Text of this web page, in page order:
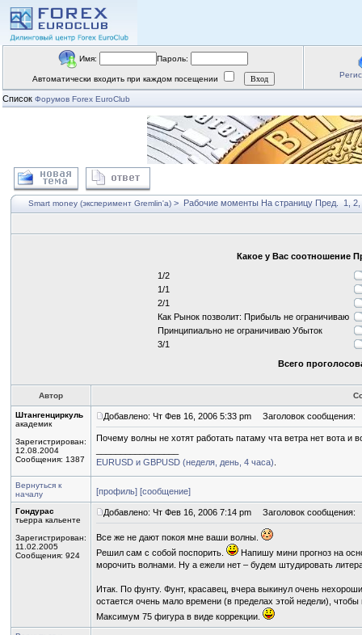
Имя: Пароль:
Автоматически входить при каждом посещении
Список Форумов Forex EuroClub
Smart money (эксперимент Gremlin'a) > Рабочие моменты На страницу Пред. 1 2
Какое у Вас соотношение
1/2
1/1
2/1
Как Рынок позволит: Прибыль не ограничиваю
Принципиально не ограничиваю Убыток
3/1
Всего
Автор
Штангенциркуль
академик
Зарегистрирован:
12.08.2004
Сообщения: 1387
Добавлено: Чт Фев 16, 2006 5:33 pm Заголовок сообщения:
Почему волны не хотят работать патаму чта ветра нет вота и
EURUSD и GBPUSD (неделя, день, 4 часа)
Вернуться к
началу
[профиль] [сообщение]
Гондурас
тьерра кальенте
Зарегистрирован:
11.02.2005
Сообщения: 924
Добавлено: Чт Фев 16, 2006 7:14 pm Заголовок сообщения:
Все же не дают покоя мне ваши волны.
Решил сам с собой поспорить.
Напишу мини прогноз на
морочить волнами. Ну а ежели нет – будем штудировать
Итак. По фунту. Фунт, красавец, вчера выкинул очень
остается очень мало времени (в пределах этой недели),
Максимум 75 фигура в виде коррекции.